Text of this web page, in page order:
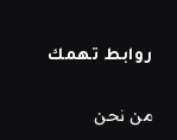
روابط تهمك
من نحن